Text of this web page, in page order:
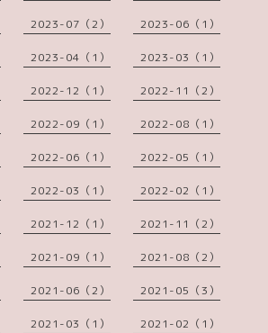
2023-07（2） 2023-06（1）
2023-04（1） 2023-03（1）
2022-12（1） 2022-11（2）
2022-09（1） 2022-08（1）
2022-06（1） 2022-05（1）
2022-03（1） 2022-02（1）
2021-12（1） 2021-11（2）
2021-09（1） 2021-08（2）
2021-06（2） 2021-05（3）
2021-03（1） 2021-02（1）